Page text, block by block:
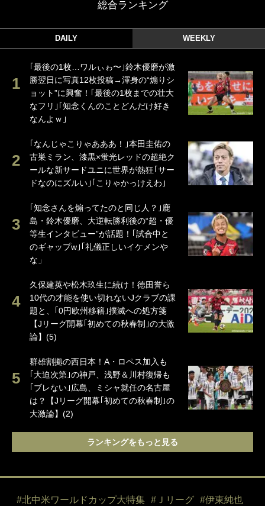
総合ランキング
DAILY WEEKLY
｢最後の1枚…ワルぃゎ〜｣鈴木優磨が激
勝翌日に写真12枚投稿→渾身の“煽りシ
ョット”に興奮！｢最後の1枚までの壮大
なフリ｣｢知念くんのことどんだけ好き
なんよｗ｣
｢なんじゃこりゃあああ！｣本田圭佑の
古巣ミラン、漆黒×蛍光レッドの超絶ク
ールな新サードユニに世界が熱狂｢サー
ドなのにズルい｣｢こりゃかっけえわ｣
｢知念さんを煽ってたのと同じ人？｣鹿
島・鈴木優磨、大逆転勝利後の“超・優
等生インタビュー”が話題！｢試合中と
のギャップw｣｢礼儀正しいイケメンや
な」
久保建英や松木玖生に続け！徳田誉ら
10代の才能を使い切れないJクラブの課
題と、｢0円欧州移籍｣撲滅への処方箋
【Jリーグ開幕｢初めての秋春制｣の大激
論】(5)
群雄割拠の西日本！A・ロペス加入も
｢大迫次第｣の神戸、浅野＆川村復帰も
｢ブレない｣広島、ミシャ就任の名古屋
は？【Jリーグ開幕｢初めての秋春制｣の
大激論】(2)
ランキングをもっと見る
#北中米ワールドカップ大特集 #Ｊリーグ
#伊東純也